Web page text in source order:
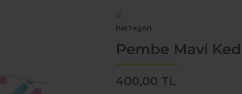
PetTagArt
Pembe Mavi
400,00 TL